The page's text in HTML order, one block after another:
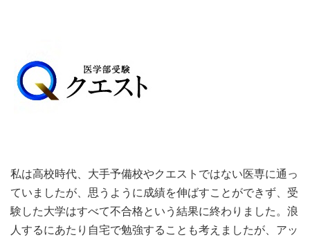
私は高校時代、大手予備校やクエストではない医専に通っ
ていましたが、思うように成績を伸ばすことができず、受
験した大学はすべて不合格という結果に終わりました。浪
人するにあたり自宅で勉強することも考えましたが、アッ